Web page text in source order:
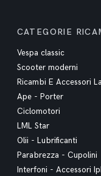
CATEGORIE
Vespa classic
Scooter moderni
Ricambi E Accessori
Ape - Porter
Ciclomotori
LML Star
Olii - Lubrificanti
Parabrezza - Cupolini
Interfoni - Accessori